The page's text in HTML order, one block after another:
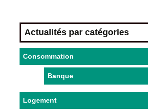
Actualités par catégories
Consommation
Banque
Logement